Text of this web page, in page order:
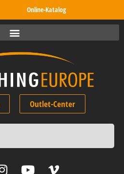
Online-Katalog
Outlet-Center